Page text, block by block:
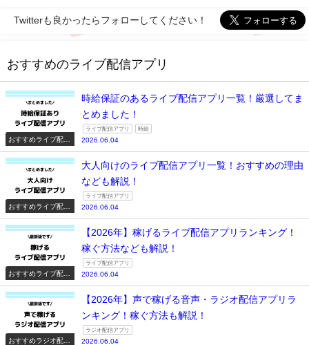
Twitterも良かったらフォローしてください！
おすすめのライブ配信アプリ
おすすめライブ配信
時給保証のあるライブ配信アプリ一覧！厳選してま
とめました！
ライブ配信アプリ 時給
2026.06.04
おすすめライブ配信
大人向けのライブ配信アプリ一覧！おすすめの理由
なども解説！
ライブ配信アプリ
2026.06.04
おすすめライブ配信
【2026年】稼げるライブ配信アプリランキング！
稼ぐ方法なども解説！
ライブ配信アプリ
2026.06.04
おすすめラジオ配信
【2026年】声で稼げる音声・ラジオ配信アプリラ
ンキング！稼ぐ方法も解説！
ラジオ配信アプリ
2026.06.04